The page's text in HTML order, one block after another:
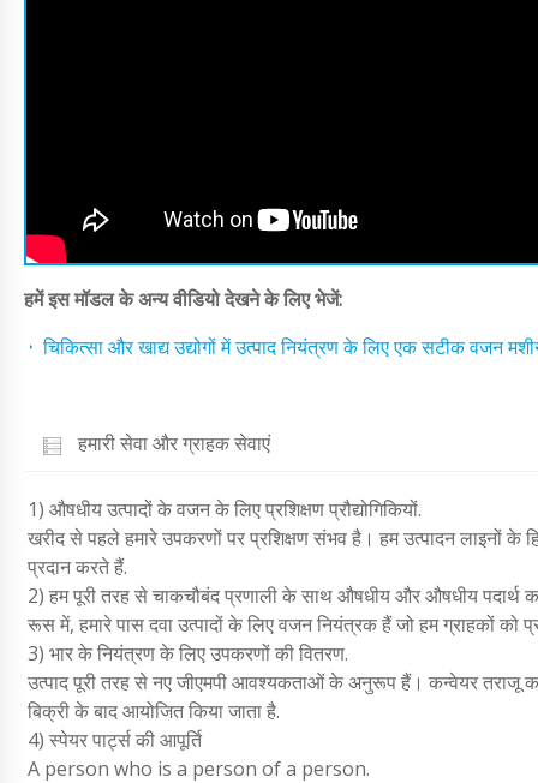
हमें इस मॉडल के अन्य वीडियो देखने के लिए भेजें:
चिकित्सा और खाद्य उद्योगों में उत्पाद नियंत्रण के लिए एक सटीक वजन
हमारी सेवा और ग्राहक सेवाएं
1) औषधीय उत्पादों के वजन के लिए प्रशिक्षण प्रौद्योगिकियों.
खरीद से पहले हमारे उपकरणों पर प्रशिक्षण संभव है। हम उत्पादन लाइनों
प्रदान करते हैं.
2) हम पूरी तरह से चाकचौबंद प्रणाली के साथ औषधीय और औषधीय पदार्थ
रूस में, हमारे पास दवा उत्पादों के लिए वजन नियंत्रक हैं जो हम ग्राहकों
3) भार के नियंत्रण के लिए उपकरणों की वितरण.
उत्पाद पूरी तरह से नए जीएमपी आवश्यकताओं के अनुरूप हैं। कन्वेयर तराजू
बिक्री के बाद आयोजित किया जाता है.
4) स्पेयर पार्ट्स की आपूर्ति
A person who is a person of a person.